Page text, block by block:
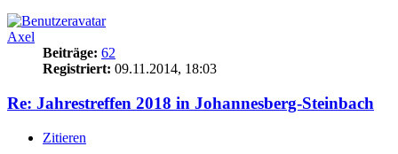
Axel
Beiträge: 62
Registriert: 09.11.2014, 18:03
Re: Jahrestreffen 2018 in Johannesberg-Steinbach
Zitieren